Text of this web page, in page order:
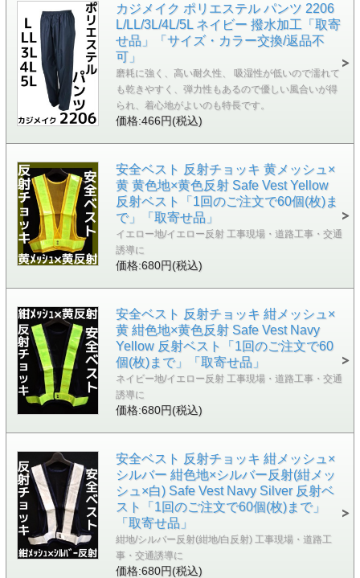
カジメイク ポリエステル パンツ 2206
L/LL/3L/4L/5L ネイビー 撥水加工「取寄
せ品」「サイズ・カラー交換/返品不
可」
磨耗に強く、高い耐久性、 吸湿性が低いので濡れて
も乾きやすく、弾力性もあるので優しい風合いが得
られ、着心地がよいのも特長です。
価格:466円(税込)
安全ベスト 反射チョッキ 黄メッシュ×
黄 黄色地×黄色反射 Safe Vest Yellow
反射ベスト「1回のご注文で60個(枚)ま
で」「取寄せ品」
イエロー地/イエロー反射 工事現場・道路工事・交通
誘導に
価格:680円(税込)
安全ベスト 反射チョッキ 紺メッシュ×
黄 紺色地×黄色反射 Safe Vest Navy
Yellow 反射ベスト「1回のご注文で60
個(枚)まで」「取寄せ品」
ネイビー地/イエロー反射 工事現場・道路工事・交通
誘導に
価格:680円(税込)
安全ベスト 反射チョッキ 紺メッシュ×
シルバー 紺色地×シルバー反射(紺メッ
シュ×白) Safe Vest Navy Silver 反射ベ
スト「1回のご注文で60個(枚)まで」
「取寄せ品」
紺地/シルバー反射(紺地/白反射) 工事現場・道路工
事・交通誘導に
価格:680円(税込)